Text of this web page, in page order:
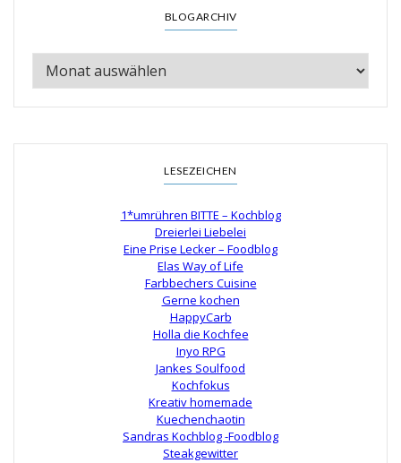
BLOGARCHIV
LESEZEICHEN
1*umrühren BITTE – Kochblog
Dreierlei Liebelei
Eine Prise Lecker – Foodblog
Elas Way of Life
Farbbechers Cuisine
Gerne kochen
HappyCarb
Holla die Kochfee
Inyo RPG
Jankes Soulfood
Kochfokus
Kreativ homemade
Kuechenchaotin
Sandras Kochblog -Foodblog
Steakgewitter